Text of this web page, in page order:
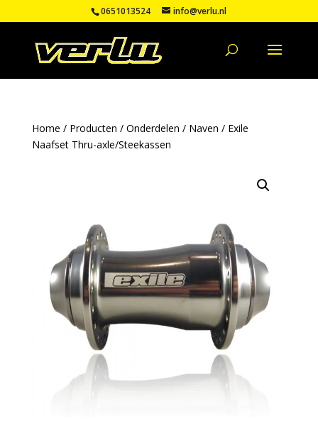
0651013524 info@verlu.nl
Home / Producten / Onderdelen / Naven / Exile
Naafset Thru-axle/Steekassen